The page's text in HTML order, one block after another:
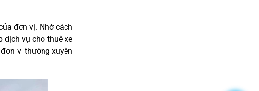
đơn vị. Nhờ cách
dịch vụ cho thuê xe
vị thường xuyên